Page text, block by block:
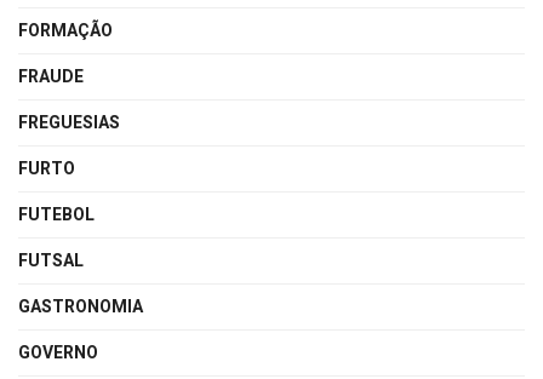
FORMAÇÃO
FRAUDE
FREGUESIAS
FURTO
FUTEBOL
FUTSAL
GASTRONOMIA
GOVERNO